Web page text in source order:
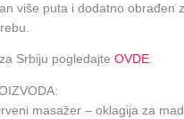
više puta i dodatno obrađen
Srbiju pogledajteOVDE.
masažer – oklagija za